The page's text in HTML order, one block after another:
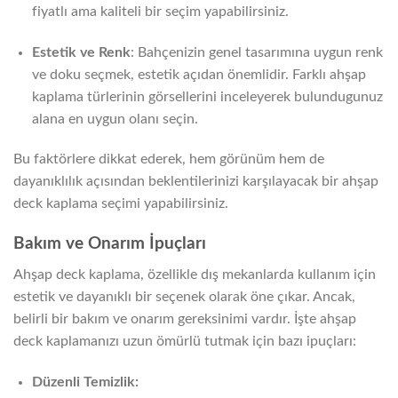
fiyatlı ama kaliteli bir seçim yapabilirsiniz.
Estetik ve Renk: Bahçenizin genel tasarımına uygun renk
ve doku seçmek, estetik açıdan önemlidir. Farklı ahşap
kaplama türlerinin görsellerini inceleyerek bulundugunuz
alana en uygun olanı seçin.
Bu faktörlere dikkat ederek, hem görünüm hem de
dayanıklılık açısından beklentilerinizi karşılayacak bir ahşap
deck kaplama seçimi yapabilirsiniz.
Bakım ve Onarım İpuçları
Ahşap deck kaplama, özellikle dış mekanlarda kullanım için
estetik ve dayanıklı bir seçenek olarak öne çıkar. Ancak,
belirli bir bakım ve onarım gereksinimi vardır. İşte ahşap
deck kaplamanızı uzun ömürlü tutmak için bazı ipuçları:
Düzenli Temizlik: